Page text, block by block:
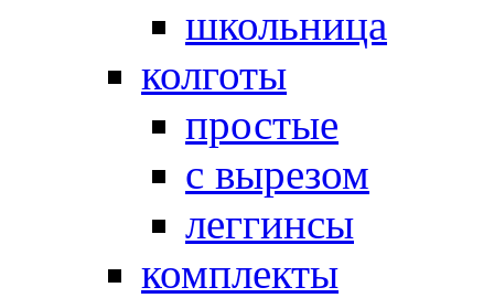
школьница
колготы
простые
с вырезом
леггинсы
комплекты